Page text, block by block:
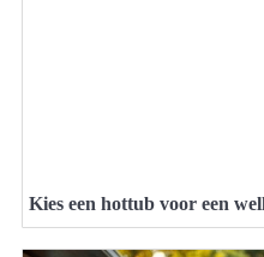
Kies een hottub voor een